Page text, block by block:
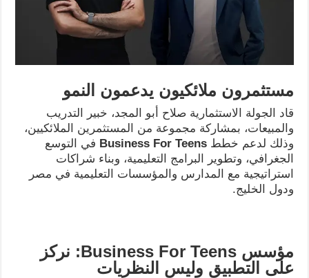
مستثمرون ملائكيون يدعمون النمو
قاد الجولة الاستثمارية صلاح أبو المجد، خبير التدريب
والمبيعات، بمشاركة مجموعة من المستثمرين الملائكيين،
وذلك لدعم خطط Business For Teensفي التوسع
الجغرافي، وتطوير البرامج التعليمية، وبناء شراكات
استراتيجية مع المدارس والمؤسسات التعليمية في مصر
ودول الخليج.
مؤسس Business For Teens:
نركز
على التطبيق وليس النظريات